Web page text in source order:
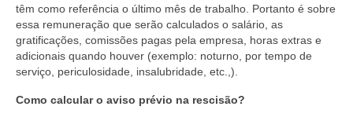
têm como referência o último mês de trabalho. Portanto é sobre
essa remuneração que serão calculados o salário, as
gratificações, comissões pagas pela empresa, horas extras e
adicionais quando houver (exemplo: noturno, por tempo de
serviço, periculosidade, insalubridade, etc.,).
Como calcular o aviso prévio na rescisão?